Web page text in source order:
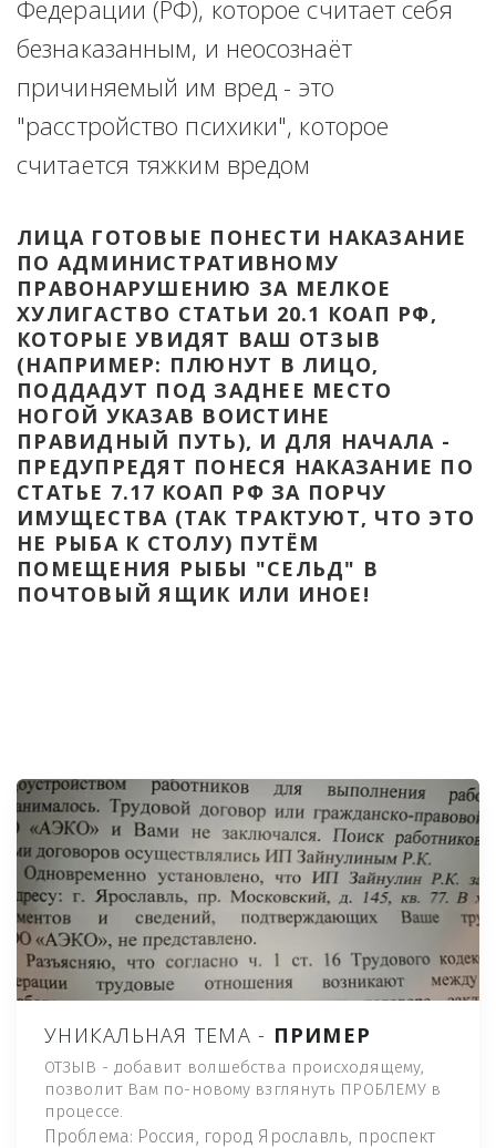
Федерации (РФ), которое считает себя
безнаказанным, и неосознаёт
причиняемый им вред - это
"расстройство психики", которое
считается тяжким вредом
ЛИЦА ГОТОВЫЕ ПОНЕСТИ НАКАЗАНИЕ
ПО АДМИНИСТРАТИВНОМУ
ПРАВОНАРУШЕНИЮ ЗА МЕЛКОЕ
ХУЛИГАСТВО СТАТЬИ 20.1 КОАП РФ,
КОТОРЫЕ УВИДЯТ ВАШ ОТЗЫВ
(НАПРИМЕР: ПЛЮНУТ В ЛИЦО,
ПОДДАДУТ ПОД ЗАДНЕЕ МЕСТО
НОГОЙ УКАЗАВ ВОИСТИНЕ
ПРАВИДНЫЙ ПУТЬ), И ДЛЯ НАЧАЛА -
ПРЕДУПРЕДЯТ ПОНЕСЯ НАКАЗАНИЕ ПО
СТАТЬЕ 7.17 КОАП РФ ЗА ПОРЧУ
ИМУЩЕСТВА (ТАК ТРАКТУЮТ, ЧТО ЭТО
НЕ РЫБА К СТОЛУ) ПУТЁМ
ПОМЕЩЕНИЯ РЫБЫ "СЕЛЬД" В
ПОЧТОВЫЙ ЯЩИК ИЛИ ИНОЕ!
УНИКАЛЬНАЯ ТЕМА - ПРИМЕР
ОТЗЫВ - добавит волшебства происходящему,
позволит Вам по-новому взглянуть ПРОБЛЕМУ в
процессе.
Проблема: Россия, город Ярославль, проспект